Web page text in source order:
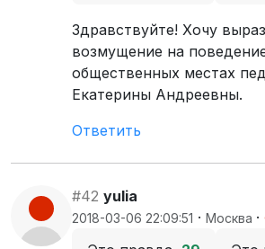
Здравствуйте! Хочу
возмущение на
общественных местах
Екатерины Андреевны.
Ответить
#42 yulia
2018-03-06 22:09:51 · Москва ·